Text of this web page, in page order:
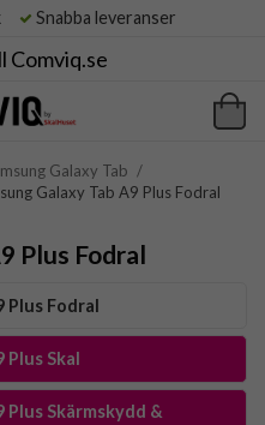
Snabba leveranser
Comviq.se
Galaxy Tab /
Galaxy Tab A9 Plus Fodral
Plus Fodral
Plus Fodral
Plus Skal
Plus Skärmskydd &